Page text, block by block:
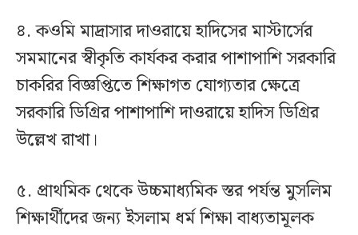
৪. কওমি মাদ্রাসার দাওরায়ে হাদিসের মাস্টার্সের
সমমানের স্বীকৃতি কার্যকর করার পাশাপাশি সরকারি
চাকরির বিজ্ঞপ্তিতে শিক্ষাগত যোগ্যতার ক্ষেত্রে
সরকারি ডিগ্রির পাশাপাশি দাওরায়ে হাদিস ডিগ্রির
উল্লেখ রাখা।
৫. প্রাথমিক থেকে উচ্চমাধ্যমিক স্তর পর্যন্ত মুসলিম
শিক্ষার্থীদের জন্য ইসলাম ধর্ম শিক্ষা বাধ্যতামূলক